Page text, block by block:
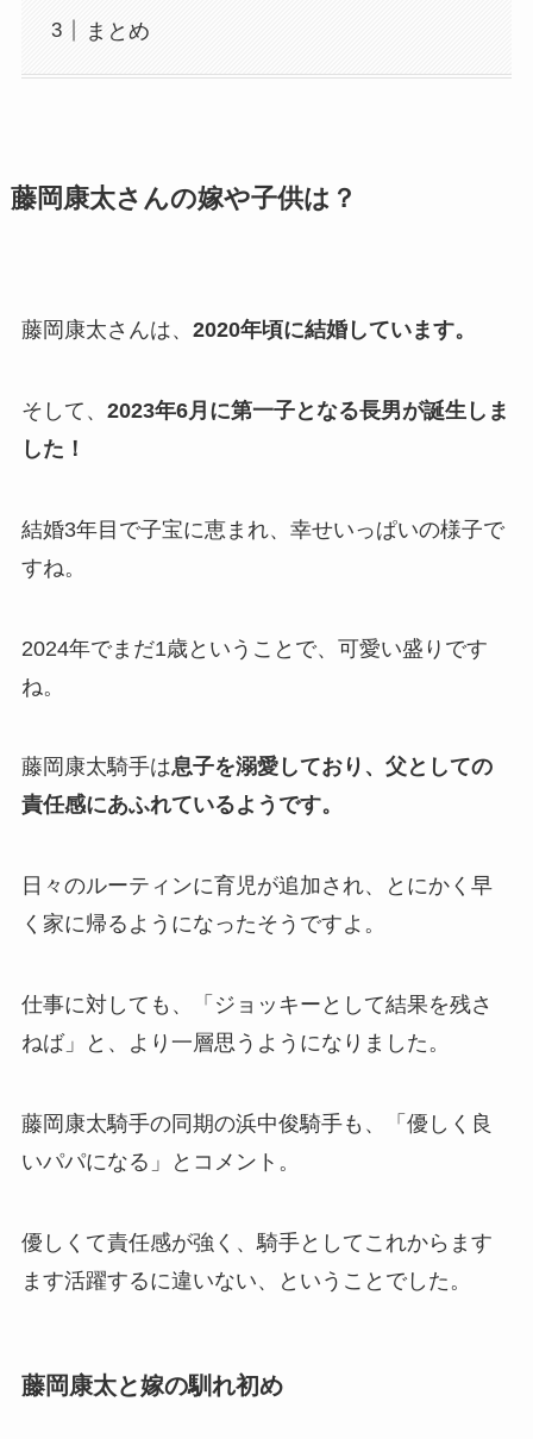
まとめ
藤岡康太さんの嫁や子供は？
藤岡康太さんは、 2020年頃に結婚しています。
そして、 2023年6月に第一子となる長男が誕生しま
した！
結婚3年目で子宝に恵まれ、幸せいっぱいの様子で
すね。
2024年でまだ1歳ということで、可愛い盛りです
ね。
藤岡康太騎手は息子を溺愛しており、父としての
責任感にあふれているようです。
日々のルーティンに育児が追加され、とにかく早
く家に帰るようになったそうですよ。
仕事に対しても、「ジョッキーとして結果を残さ
ねば」と、より一層思うようになりました。
藤岡康太騎手の同期の浜中俊騎手も、「優しく良
いパパになる」とコメント。
優しくて責任感が強く、騎手としてこれからます
ます活躍するに違いない、ということでした。
藤岡康太と嫁の馴れ初め